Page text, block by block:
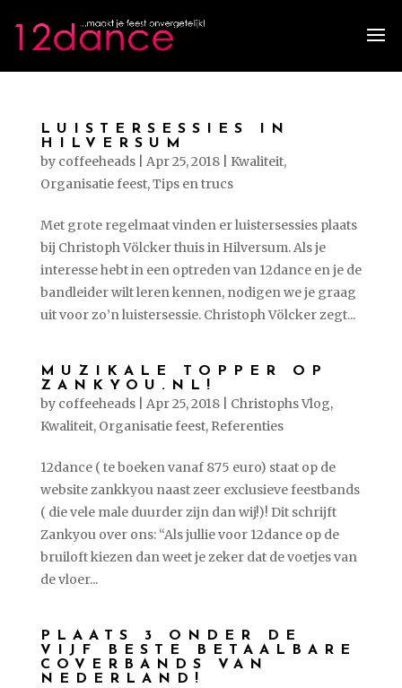
LUISTERSESSIES IN
HILVERSUM
by coffeeheads| Apr 25, 2018| Kwaliteit,
Organisatie feest,Tips en trucs
Met grote regelmaat vinden er luistersessies plaats
bij Christoph Völcker thuis in Hilversum. Als je
interesse hebt in een optreden van 12dance en je de
bandleider wilt leren kennen, nodigen we je graag
uit voor zo’n luistersessie. Christoph Völcker zegt...
MUZIKALE TOPPER OP
ZANKYOU.NL!
by coffeeheads| Apr 25, 2018| Christophs Vlog,
Kwaliteit, Organisatie feest, Referenties
12dance ( te boeken vanaf 875 euro) staat op de
website zankkyou naast zeer exclusieve feestbands
( die vele male duurder zijn dan wij!)! Dit schrijft
Zankyou over ons: “Als jullie voor 12dance op de
bruiloft kiezen dan weet je zeker dat de voetjes van
de vloer...
PLAATS 3 ONDER DE
VIJF BESTE BETAALBARE
COVERBANDS VAN
NEDERLAND!